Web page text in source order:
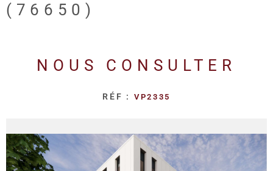
(76650)
NOUS CONSULTER
RÉF :VP2335